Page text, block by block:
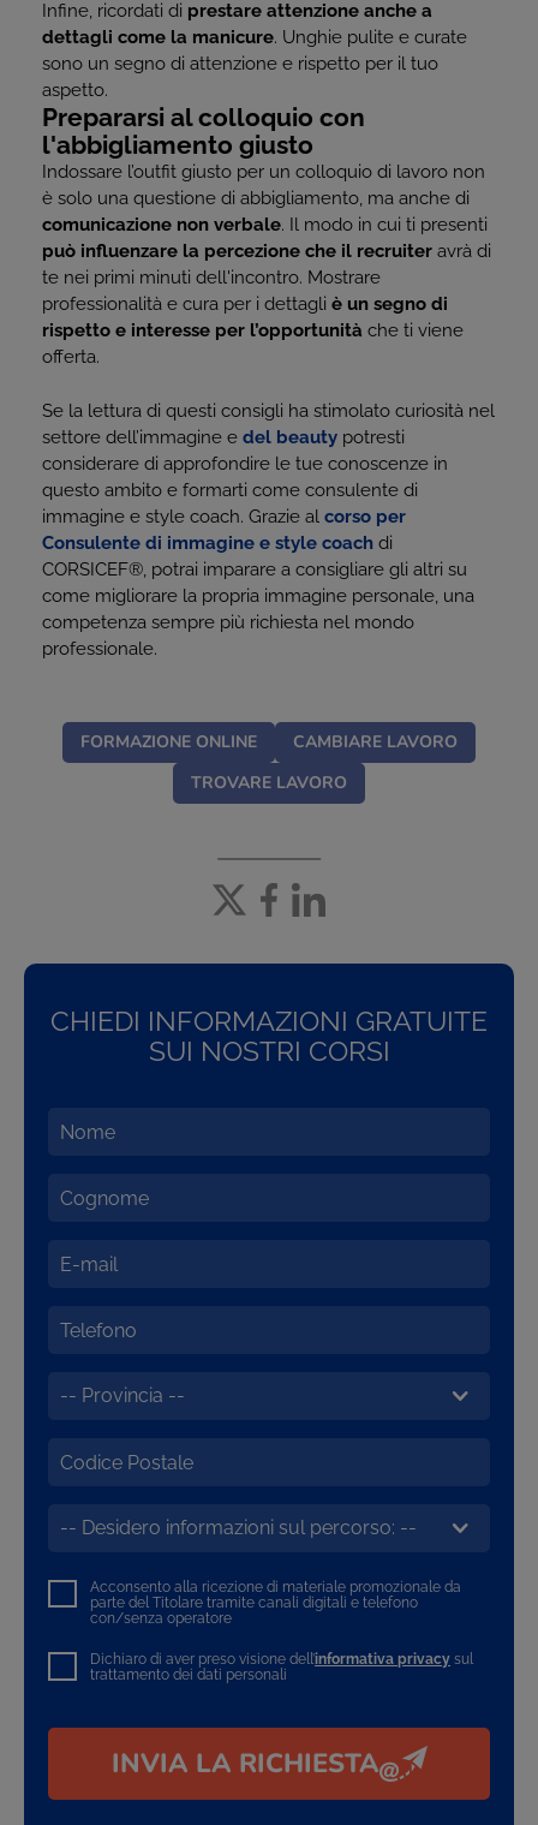
Infine, ricordati di prestare attenzione anche a
dettagli come la manicure. Unghie pulite e curate
sono un segno di attenzione e rispetto per il tuo
aspetto.
Prepararsi al colloquio con
l'abbigliamento giusto
Indossare l’outfit giusto per un colloquio di lavoro non
è solo una questione di abbigliamento, ma anche di
comunicazione non verbale. Il modo in cui ti presenti
può influenzare la percezione che il recruiter avrà di
te nei primi minuti dell'incontro. Mostrare
professionalità e cura per i dettagli è un segno di
rispetto e interesse per l’opportunità che ti viene
offerta.
Se la lettura di questi consigli ha stimolato curiosità nel
settore dell’immagine e del beauty potresti
considerare di approfondire le tue conoscenze in
questo ambito e formarti come consulente di
immagine e style coach. Grazie al corso per
Consulente di immagine e style coach di
CORSICEF®, potrai imparare a consigliare gli altri su
come migliorare la propria immagine personale, una
competenza sempre più richiesta nel mondo
professionale.
FORMAZIONE ONLINE
CAMBIARE LAVORO
TROVARE LAVORO
CHIEDI INFORMAZIONI GRATUITE
SUI NOSTRI CORSI
Acconsento alla ricezione di materiale promozionale da
parte del Titolare tramite canali digitali e telefono
con/senza operatore
Dichiaro di aver preso visione dell’informativa privacy sul
trattamento dei dati personali
INVIA LA RICHIESTA